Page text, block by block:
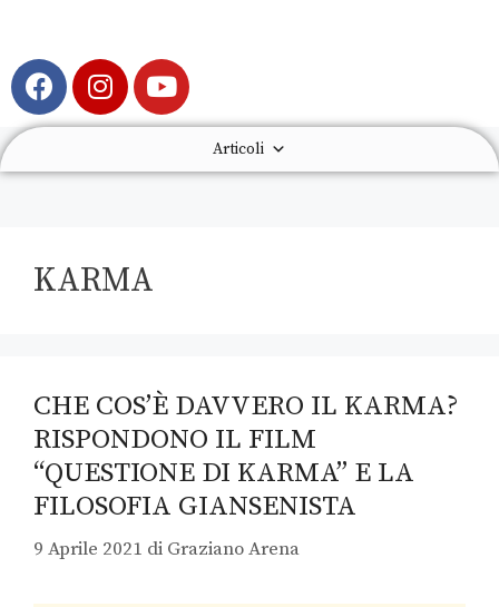
Articoli
KARMA
CHE COS’È DAVVERO IL KARMA?
RISPONDONO IL FILM
“QUESTIONE DI KARMA” E LA
FILOSOFIA GIANSENISTA
9 Aprile 2021 di Graziano Arena